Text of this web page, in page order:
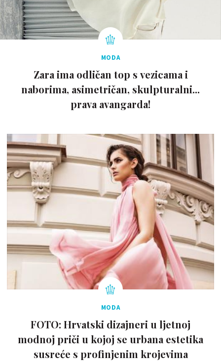
MODA
Zara ima odličan top s vezicama i
naborima, asimetričan, skulpturalni...
prava avangarda!
MODA
FOTO: Hrvatski dizajneri u ljetnoj
modnoj priči u kojoj se urbana estetika
susreće s profinjenim krojevima